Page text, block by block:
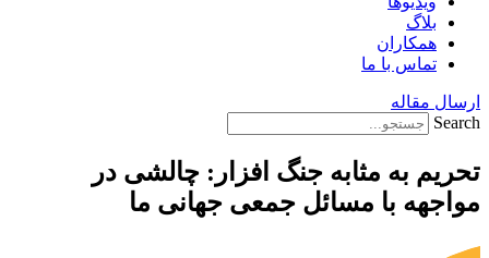
بلاگ
همکاران
تماس با ما
ارسال مقاله
Search
تحریم به مثابه جنگ افزار: چالشی در
مواجهه با مسائل جمعی جهانی ما